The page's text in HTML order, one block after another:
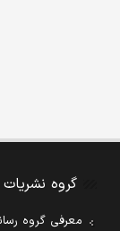
گروه
معرفی گروه